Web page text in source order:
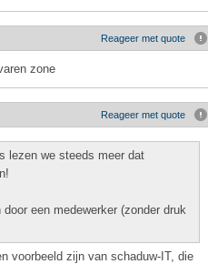
Reageer met quote
zone
Reageer met quote
lezen we steeds meer dat
een medewerker (zonder druk
voorbeeld zijn van schaduw-IT, die